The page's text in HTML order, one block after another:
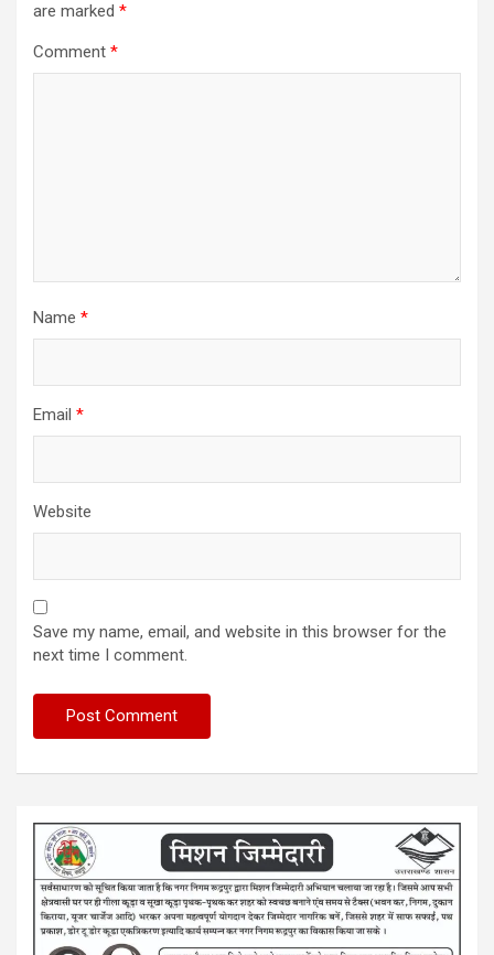
are marked *
Comment *
Name *
Email *
Website
Save my name, email, and website in this browser for the
next time I comment.